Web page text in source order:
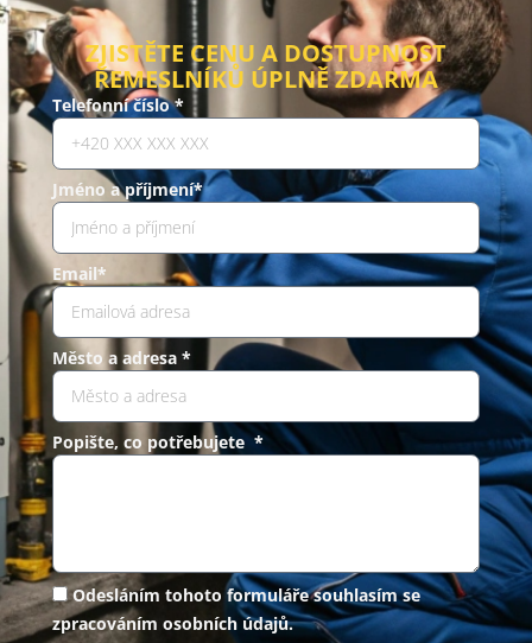
ZJISTĚTE CENU A DOSTUPNOST
ŘEMESLNÍKŮ ÚPLNĚ ZDARMA
Telefonní číslo *
Jméno a příjmení*
Email*
Město a adresa *
Popište, co potřebujete *
Odesláním tohoto formuláře souhlasím se
zpracováním osobních údajů.